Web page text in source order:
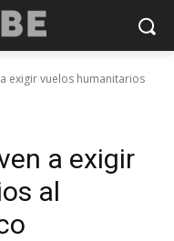
exigir vuelos humanitarios
a exigir
al